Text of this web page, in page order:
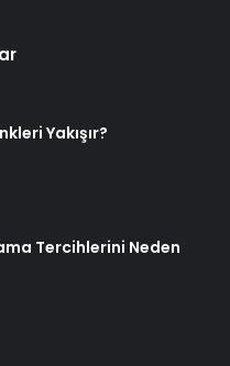
Yakışır?
Tercihlerini Neden